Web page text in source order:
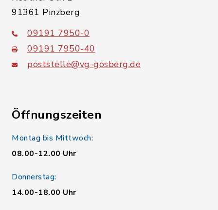
91361 Pinzberg
09191 7950-0
09191 7950-40
poststelle@vg-gosberg.de
Öffnungszeiten
Montag bis Mittwoch:
08.00-12.00 Uhr
Donnerstag:
14.00-18.00 Uhr